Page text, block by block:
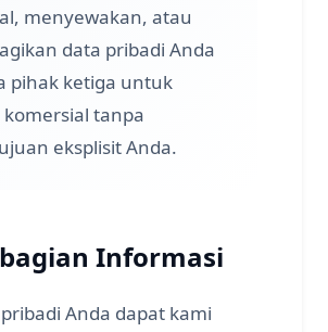
menyewakan, atau
data pribadi Anda
pihak ketiga untuk
tanpa
eksplisit Anda.
Informasi
Anda dapat kami